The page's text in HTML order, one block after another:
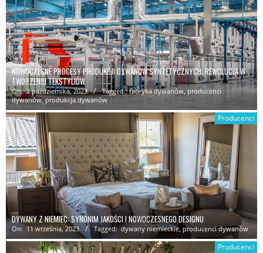
NOWOCZESNE PROCESY PRODUKCJI DYWANÓW SYNTETYCZNYCH: REWOLUCJA W
TWORZENIU TEKSTYLIÓW
On: 2 października, 2023 Tagged: fabryka dywanów, producenci
dywanów,produkcja dywanów
Producenci
DYWANY Z NIEMIEC: SYNONIM JAKOŚCI I NOWOCZESNEGO DESIGNU
On: 11 września, 2023 Tagged: dywany niemieckie, producenci dywanów
Producenci